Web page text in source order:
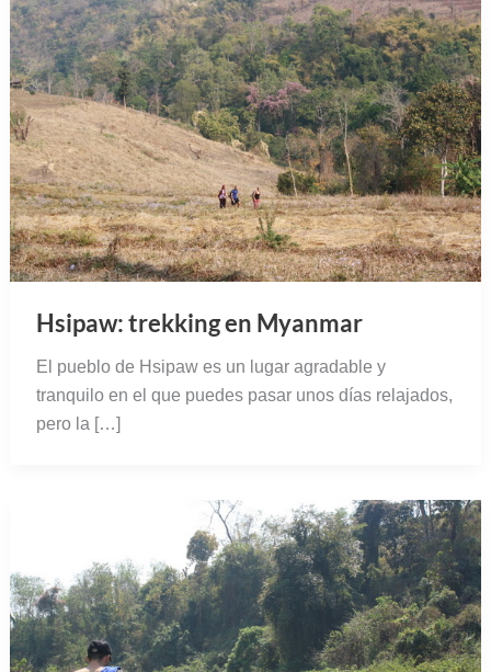
Hsipaw: trekking en Myanmar
El pueblo de Hsipaw es un lugar agradable y
tranquilo en el que puedes pasar unos días relajados,
pero la […]